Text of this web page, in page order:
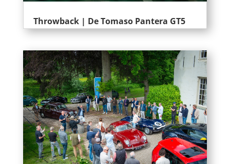
Throwback | De Tomaso Pantera GT5